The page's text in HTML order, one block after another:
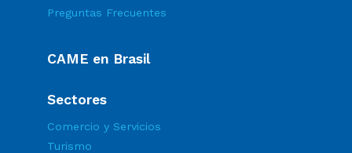
Preguntas Frecuentes
CAME en Brasil
Sectores
Comercio y Servicios
Turismo